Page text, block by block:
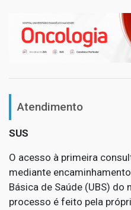
Atendimento
SUS
O acesso à primeira
mediante
Básica de Saúde (UBS)
processo é feito pela